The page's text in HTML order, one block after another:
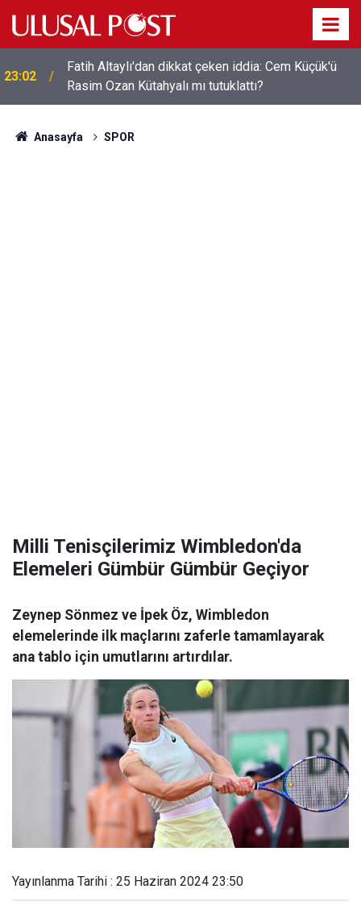
23:02
Fatih Altaylı'dan dikkat çeken iddia: Cem Küçük'ü
Rasim Ozan Kütahyalı mı tutuklattı?
Anasayfa SPOR
Milli Tenisçilerimiz Wimbledon'da
Elemeleri Gümbür Gümbür Geçiyor
Zeynep Sönmez ve İpek Öz, Wimbledon
elemelerinde ilk maçlarını zaferle tamamlayarak
ana tablo için umutlarını artırdılar.
Yayınlanma Tarihi : 25 Haziran 2024 23:50